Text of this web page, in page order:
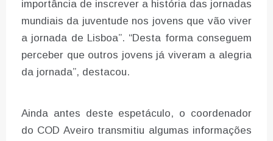
importância de inscrever a história das jornadas
mundiais da juventude nos jovens que vão viver
a jornada de Lisboa”. “Desta forma conseguem
perceber que outros jovens já viveram a alegria
da jornada”, destacou.
Ainda antes deste espetáculo, o coordenador
do COD Aveiro transmitiu algumas informações